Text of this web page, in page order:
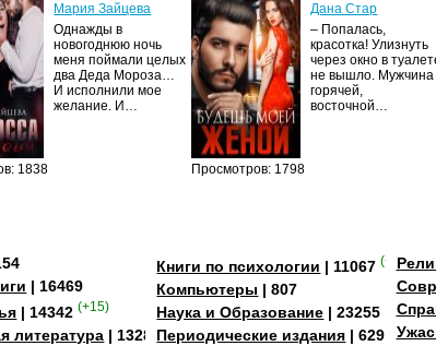
1838
Мария Зайцева
Однажды в
новогоднюю ночь
меня поймали целых
два Деда Мороза…
И исполнили мое
желание. И…
Просмотров: 1798
Дана Стар
– Попалась,
красотка! Улизнуть
через окно в
не вышло. Мужчина
горячей,
восточной…
| 16469
| 14342 (+15)
литература | 13284
Книги по психологии | 11067 (+4)
Компьютеры | 807
Наука и Образование | 23255
Периодические издания | 629